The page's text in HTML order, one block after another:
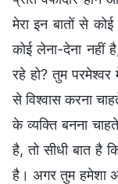
मेरा इन बातों से
कोई लेना-देना नहीं
रहे हो? तुम
से विश्वास करना
के व्यक्ति बनना
है, तो सीधी बात है
है। अगर तुम हमेशा